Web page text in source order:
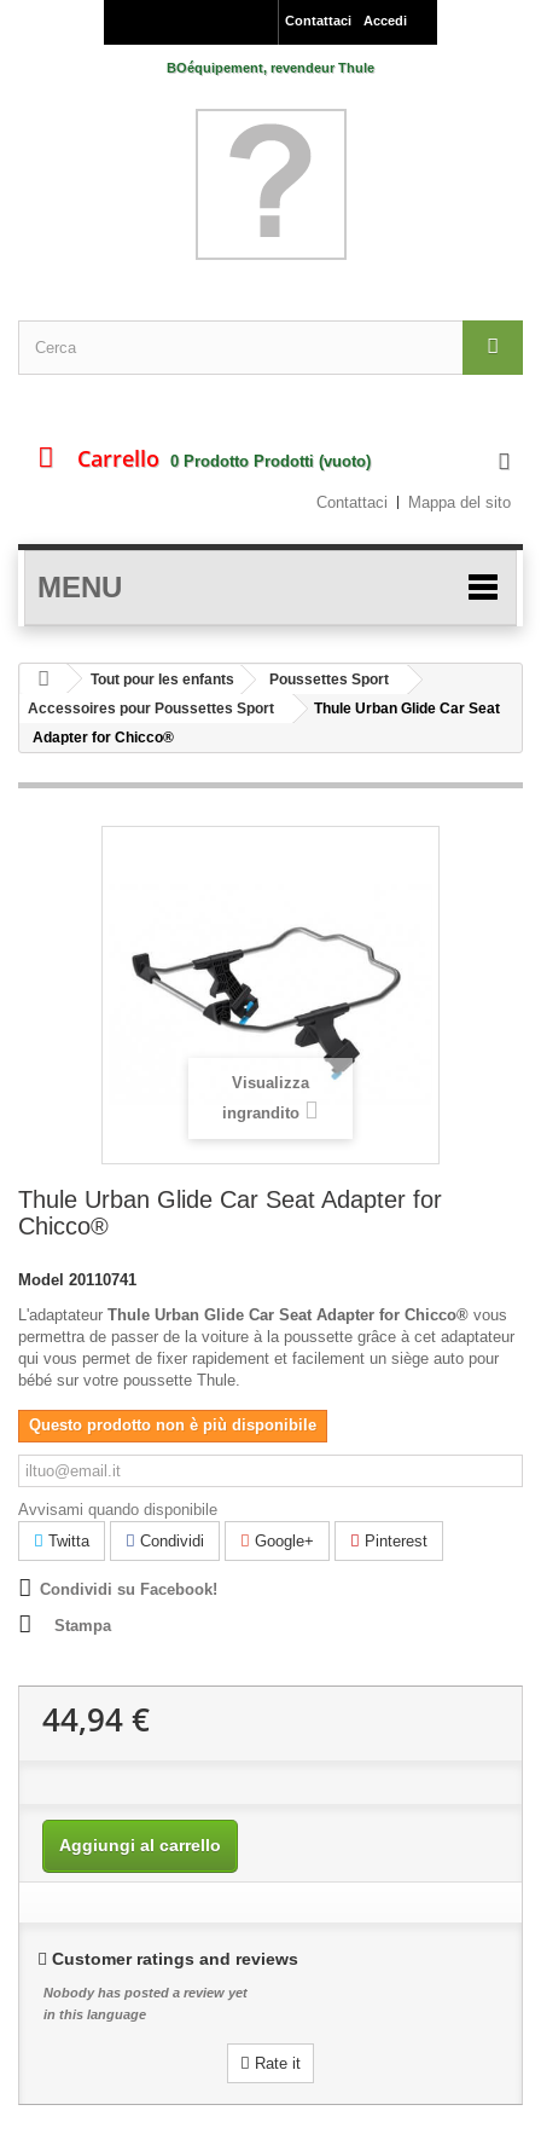
Accedi
Contattaci
BOéquipement, revendeur Thule
Carrello 0 Prodotto Prodotti (vuoto)
Contattaci Mappa del sito
MENU
Tout pour les enfants
Poussettes Sport
Accessoires pour Poussettes Sport
Thule Urban Glide Car Seat
Adapter for Chicco®
Visualizza
ingrandito
Thule Urban Glide Car Seat Adapter for
Chicco®
Model 20110741
L'adaptateur Thule Urban Glide Car Seat Adapter for Chicco® vous
permettra de passer de la voiture à la poussette grâce à cet adaptateur
qui vous permet de fixer rapidement et facilement un siège auto pour
bébé sur votre poussette Thule.
Questo prodotto non è più disponibile
Avvisami quando disponibile
Twitta
Condividi Google+ Pinterest
Condividi su Facebook!
Stampa
44,94 €
Aggiungi al carrello
Customer ratings and reviews
Nobody has posted a review yet
in this language
Rate it